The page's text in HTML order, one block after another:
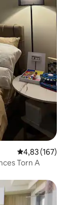
4,83 av 5 i
4,83 (167)
Torn A